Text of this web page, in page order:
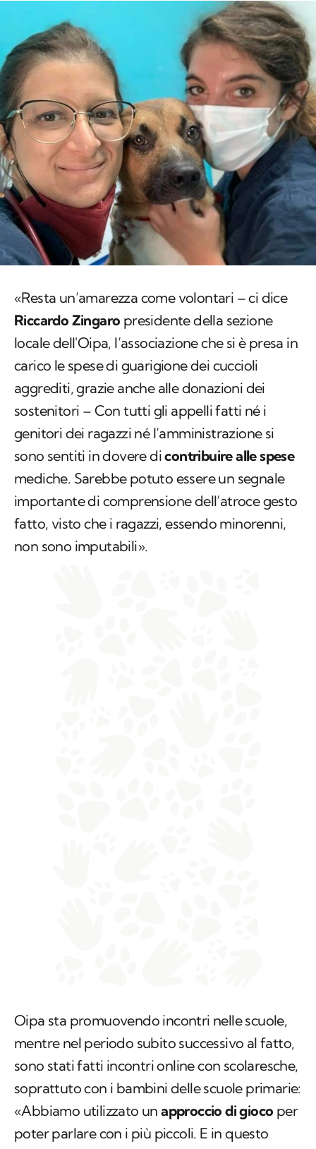
«Resta un’amarezza come volontari – ci dice
Riccardo Zingaropresidente della sezione
carico le spese di guarigione dei cuccioli
aggrediti, grazie anche alle donazioni dei
sostenitori – Con tutti gli appelli fatti né i
genitori dei ragazzi né l’amministrazione si
sono sentiti in dovere di
contribuire alle spese
mediche. Sarebbe potuto essere un segnale
importante di comprensione dell’atroce gesto
fatto, visto che i ragazzi, essendo minorenni,
non sono imputabili».
soprattuto con i bambini delle scuole primarie:
«Abbiamo utilizzato un approccio di gioco per
poter parlare con i più piccoli. E in questo
modo siamo riusciti a spiegare loro anche il
fenomeno del bullismo, visto che gli atti di
crudeltà nei confronti degli animali